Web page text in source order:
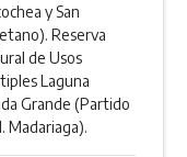
y San
Reserva
de Usos
Laguna
Grande (Partido
Madariaga).